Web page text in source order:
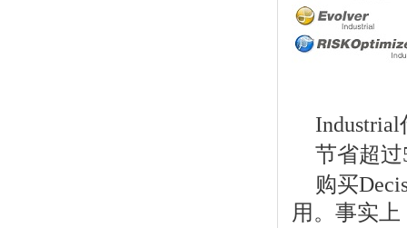
节省超过
购买
用。事实